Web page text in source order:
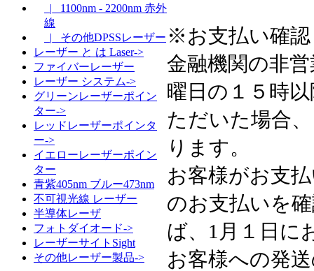
|_ 1100nm - 2200nm 赤外
線
|_ その他DPSSレーザー
レーザー と は Laser->
ファイバーレーザー
レーザー システム->
グリーンレーザーポイン
ター->
レッドレーザーポインタ
ー->
イエローレーザーポイン
ター
青紫405nm ブルー473nm
不可視光線 レーザー
半導体レーザ
フォトダイオード->
レーザーサイトSight
その他レーザー製品->
※お支払い確
金融機関の非
曜日の１５時
ただいた場合
ります。
お客様がお支
のお支払いを
ば、1月１日に
お客様への発